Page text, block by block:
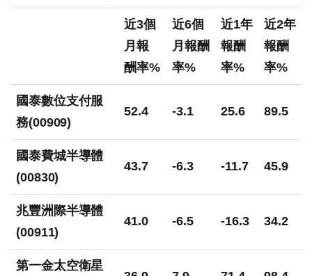
近3個
月報
酬率%
近6個
月報酬
率%
近1年
報酬
率%
近2年
報酬
率%
國泰數位支付服
務(00909)
52.4 -3.1 25.6 89.5
國泰費城半導體
(00830)
43.7 -6.3 -11.7 45.9
兆豐洲際半導體
(00911)
41.0 -6.5 -16.3 34.2
第一金太空衛星